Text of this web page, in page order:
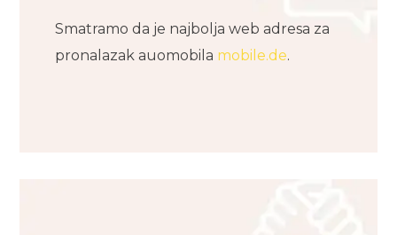
Smatramo da je najbolja web adresa za
pronalazak auomobila mobile.de.